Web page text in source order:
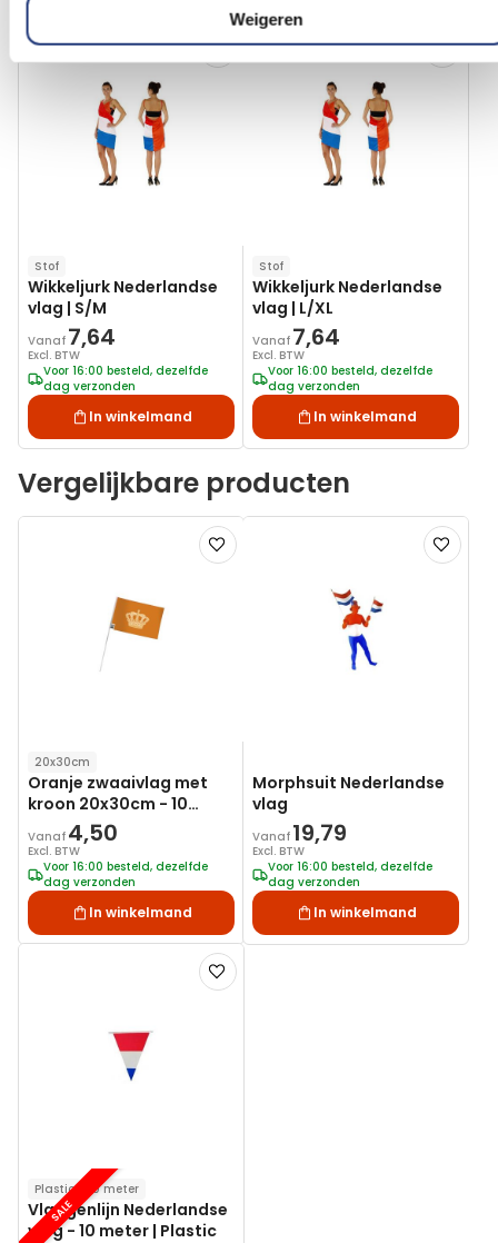
Weigeren
Voeg
toe
Stof
Wikkeljurk Nederlandse
vlag | S/M
Vanaf 7,64
Excl. BTW
Voor 16:00 besteld, dezelfde
dag verzonden
In winkelmand
Voeg
toe
Stof
Wikkeljurk Nederlandse
vlag | L/XL
Vanaf 7,64
Excl. BTW
Voor 16:00 besteld, dezelfde
dag verzonden
In winkelmand
Vergelijkbare producten
Voeg
toe
20x30cm
Oranje zwaaivlag met
kroon 20x30cm - 10
stuks
Vanaf 4,50
Excl. BTW
Voor 16:00 besteld, dezelfde
dag verzonden
In winkelmand
Voeg
toe
Morphsuit Nederlandse
vlag
Vanaf 19,79
Excl. BTW
Voor 16:00 besteld, dezelfde
dag verzonden
In winkelmand
Voeg
toe
SALE
Plastic 10 meter
Vlaggenlijn Nederlandse
vlag - 10 meter | Plastic